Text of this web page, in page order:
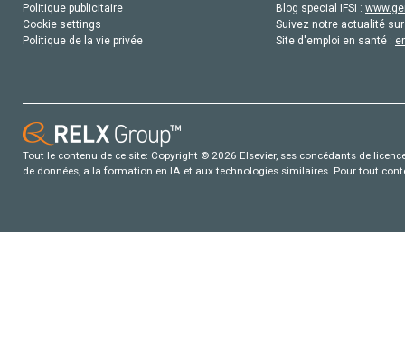
Politique publicitaire
Cookie settings
Politique de la vie privée
Blog special IFSI :
Suivez notre actualité
Site d'emploi en santé :
Tout le contenu de ce site: Copyright © 2026 Elsevier, ses concédants de
de données, a la formation en IA et aux technologies similaires. Pour tout